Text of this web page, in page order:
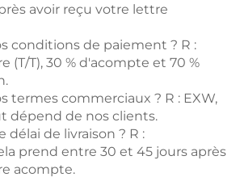
avoir reçu votre lettre
conditions de paiement ? R :
(T/T), 30 % d'acompte et 70 %
termes commerciaux ? R : EXW,
dépend de nos clients.
délai de livraison ? R :
prend entre 30 et 45 jours après
acompte.